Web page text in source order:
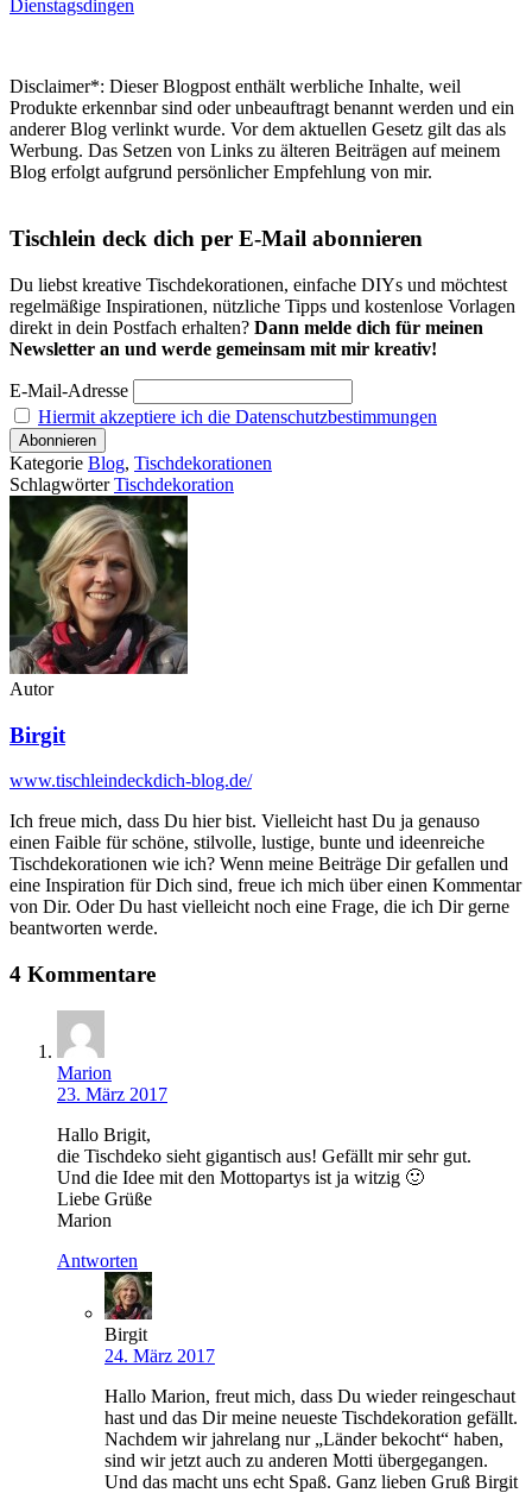
Dienstagsdingen
Disclaimer*: Dieser Blogpost enthält werbliche Inhalte, weil
Produkte erkennbar sind oder unbeauftragt benannt werden und ein
anderer Blog verlinkt wurde. Vor dem aktuellen Gesetz gilt das als
Werbung. Das Setzen von Links zu älteren Beiträgen auf meinem
Blog erfolgt aufgrund persönlicher Empfehlung von mir.
Tischlein deck dich per E-Mail abonnieren
Du liebst kreative Tischdekorationen, einfache DIYs und möchtest
regelmäßige Inspirationen, nützliche Tipps und kostenlose Vorlagen
direkt in dein Postfach erhalten? Dann melde dich für meinen
Newsletter an und werde gemeinsam mit mir kreativ!
E-Mail-Adresse
Hiermit akzeptiere ich die Datenschutzbestimmungen
Kategorie Blog, Tischdekorationen
SchlagwörterTischdekoration
Autor
Birgit
www.tischleindeckdich-blog.de/
Ich freue mich, dass Du hier bist. Vielleicht hast Du ja genauso
einen Faible für schöne, stilvolle, lustige, bunte und ideenreiche
Tischdekorationen wie ich? Wenn meine Beiträge Dir gefallen und
eine Inspiration für Dich sind, freue ich mich über einen Kommentar
von Dir. Oder Du hast vielleicht noch eine Frage, die ich Dir gerne
beantworten werde.
4 Kommentare
Marion
23. März 2017
Hallo Brigit,
die Tischdeko sieht gigantisch aus! Gefällt mir sehr gut.
Und die Idee mit den Mottopartys ist ja witzig 🙂
Liebe Grüße
Marion
Antworten
Birgit
24. März 2017
Hallo Marion, freut mich, dass Du wieder reingeschaut
hast und das Dir meine neueste Tischdekoration gefällt.
Nachdem wir jahrelang nur „Länder bekocht“ haben,
sind wir jetzt auch zu anderen Motti übergegangen.
Und das macht uns echt Spaß. Ganz lieben Gruß Birgit